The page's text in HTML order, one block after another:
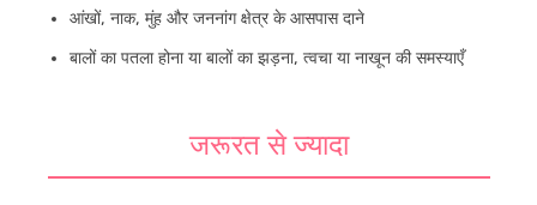
आंखों, नाक, मुंह और जननांग क्षेत्र के आसपास दाने
बालों का पतला होना या बालों का झड़ना, त्वचा या नाखून की समस्याएँ
जरूरत से ज्यादा